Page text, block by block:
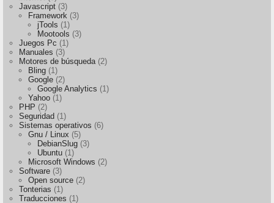
Javascript (3)
Framework (3)
jTools (1)
Mootools (3)
Juegos Pc (1)
Manuales (3)
Motores de búsqueda (2)
Bling (1)
Google (2)
Google Analytics (1)
Yahoo (1)
PHP (2)
Seguridad (1)
Sistemas operativos (6)
Gnu / Linux (5)
DebianSlug (3)
Ubuntu (1)
Microsoft Windows (2)
Software (3)
Open source (2)
Tonterias (1)
Traducciones (1)